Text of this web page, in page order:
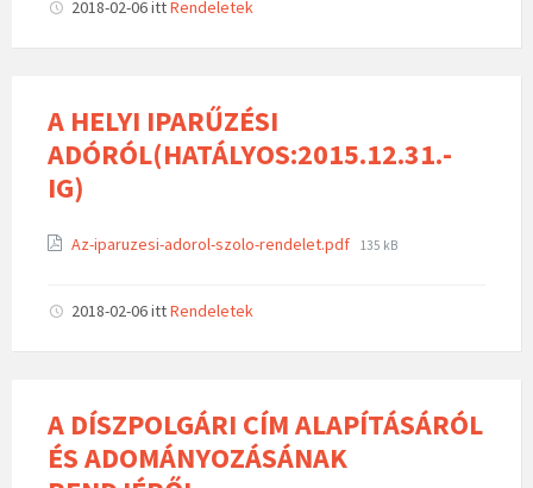
2018-02-06ittRendeletek
A HELYI IPARŰZÉSI
ADÓRÓL(HATÁLYOS:2015.12.31.-
IG)
Az-iparuzesi-adorol-szolo-rendelet.pdf 135 kB
2018-02-06ittRendeletek
A DÍSZPOLGÁRI CÍM ALAPÍTÁSÁRÓL
ÉS ADOMÁNYOZÁSÁNAK